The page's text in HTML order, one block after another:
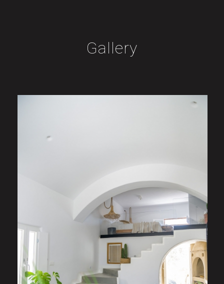
Gallery